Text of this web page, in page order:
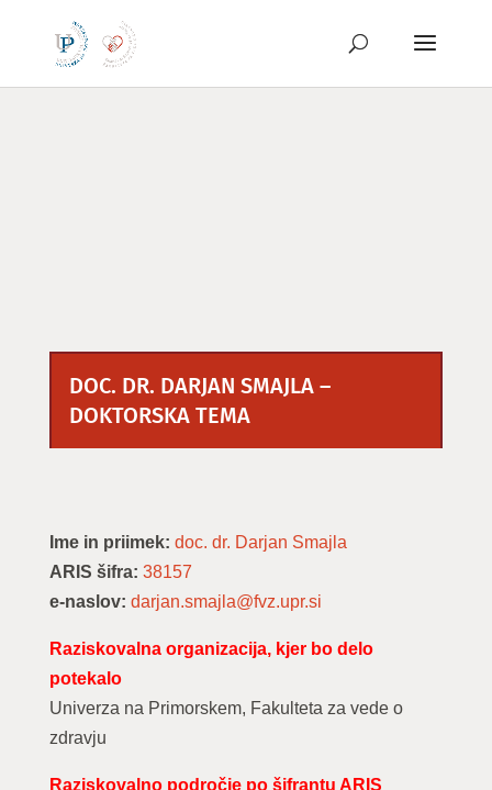
vsebino
DOC. DR. DARJAN SMAJLA –
DOKTORSKA TEMA
Ime in priimek: doc. dr. Darjan Smajla
ARIS šifra: 38157
e-naslov: darjan.smajla@fvz.upr.si
Raziskovalna organizacija, kjer bo delo
potekalo
Univerza na Primorskem, Fakulteta za vede o
zdravju
Raziskovalno področje po šifrantu ARIS